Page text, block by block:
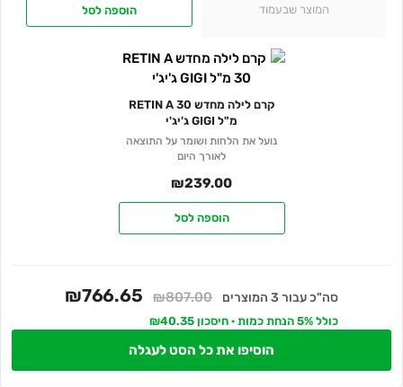
המוצר שבעמוד הוספה לסל
קרם לילה מחדש RETIN A 30
מ"ל GIGI ג'יג'י
נועל את הלחות ושומר על התוצאה
לאורך היום
₪239.00
הוספה לסל
סה"כ עבור 3 המוצרים ₪807.00
₪766.65
כולל 5% הנחת כמות · חיסכון ₪40.35
הוסיפו את כל הסט לעגלה